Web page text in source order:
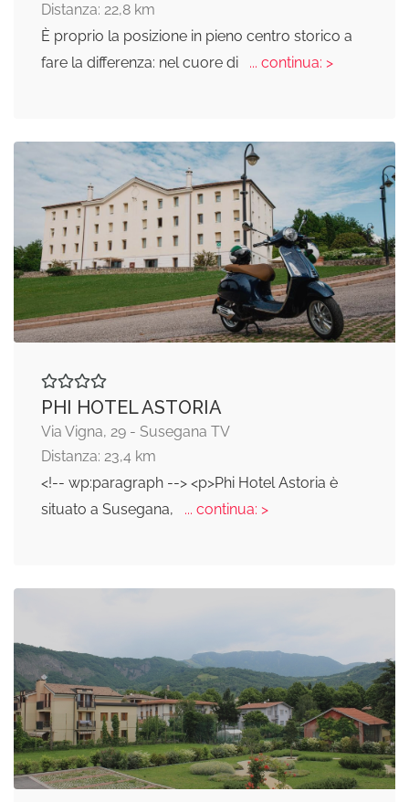
Distanza: 22,8 km
È proprio la posizione in pieno centro storico a
fare la differenza: nel cuore di
... continua: >
PHI HOTEL ASTORIA
Via Vigna, 29 - Susegana TV
Distanza: 23,4 km
<!-- wp:paragraph --> <p>Phi Hotel Astoria è
situato a Susegana,
... continua: >